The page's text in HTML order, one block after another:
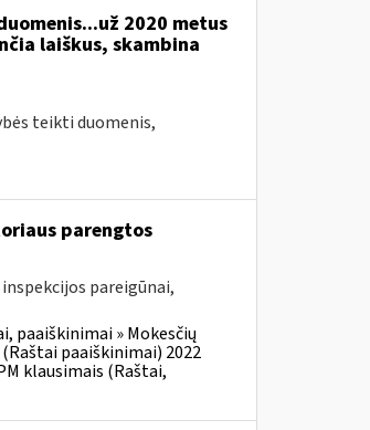
2020 metus
laiškus, skambina
teikti duomenis,
parengtos
inspekcijos pareigūnai,
paaiškinimai » Mokesčių
paaiškinimai) 2022
klausimais (Raštai,